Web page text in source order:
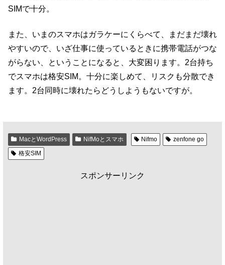
SIMで十分。
また、いまのスマホはガラケーにくらべて、まだまだ壊れ
やすいので、いざ仕事に使っているときに携帯電話がつな
がらない、ということになると、大変困ります。2台持ち
でスマホは格安SIM。十分に楽しめて、リスクも分散でき
ます。2台同時に壊れたらどうしようもないですが。
MacとWordPress NifMoとスマホ Nifmo
zenfone go
格安SIM
スポンサーリンク